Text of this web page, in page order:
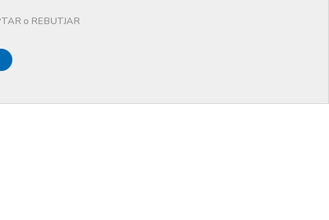
o REBUTJAR